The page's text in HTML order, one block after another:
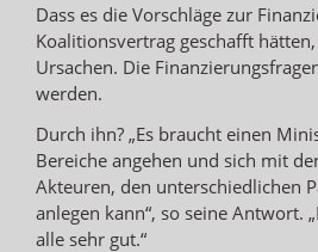
Dass es die Vorschläge zur
Koalitionsvertrag geschafft
Ursachen. Die
werden.
Durch ihn? „Es braucht einen
Bereiche angehen und sich mit
Akteuren, den unterschiedlichen
anlegen kann“, so seine Antwort.
alle sehr gut.“